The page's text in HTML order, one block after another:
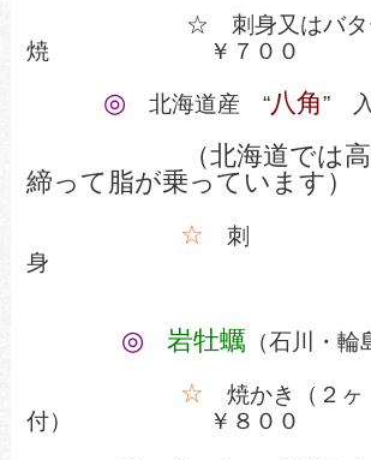
☆ 刺身又はバタ
焼 ￥７００
◎ 北海道産 “八角”
（北海道では
締って脂が乗っています）
☆ 刺
身 ￥１２
◎ 岩牡蠣 （石川・
☆ 焼かき（２ヶ
付） ￥８００